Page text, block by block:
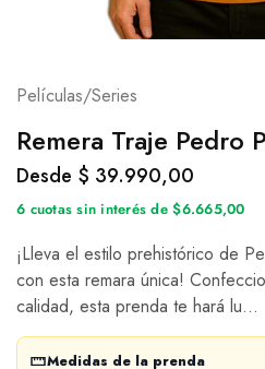
Películas/Series
Remera Traje Pedro
Desde $ 39.990,00
6 cuotas sin interés de $6.665,00
¡Lleva el estilo prehistórico de
con esta remara única!
calidad, esta prenda te hará lu…
Medidas de la prenda